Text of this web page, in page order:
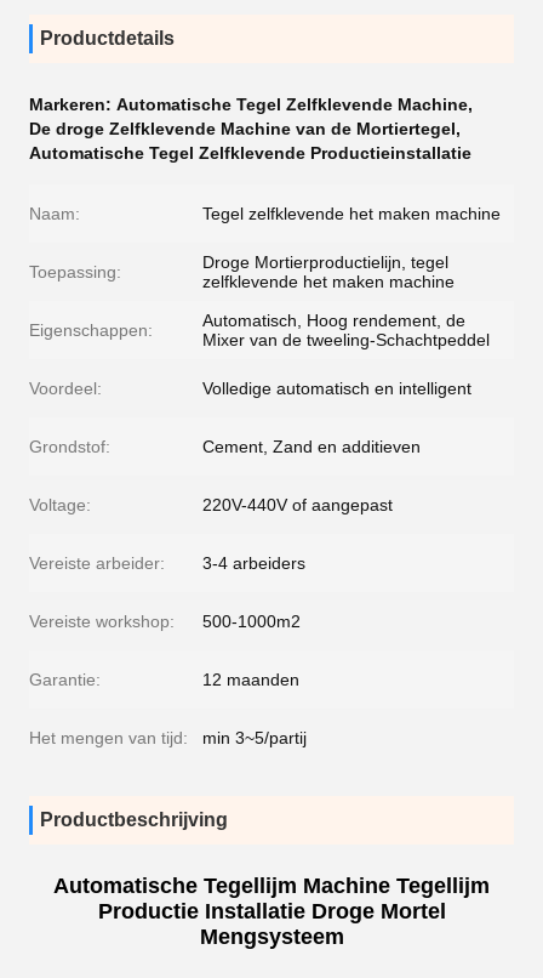
Productdetails
Markeren: Automatische Tegel Zelfklevende Machine,
De droge Zelfklevende Machine van de Mortiertegel,
Automatische Tegel Zelfklevende Productieinstallatie
Naam: Tegel zelfklevende het maken machine
Toepassing:
Droge Mortierproductielijn, tegel
zelfklevende het maken machine
Eigenschappen:
Automatisch, Hoog rendement, de
Mixer van de tweeling-Schachtpeddel
Voordeel: Volledige automatisch en intelligent
Grondstof: Cement, Zand en additieven
Voltage: 220V-440V of aangepast
Vereiste arbeider: 3-4 arbeiders
Vereiste workshop: 500-1000m2
Garantie: 12 maanden
Het mengen van tijd: min 3~5/partij
Productbeschrijving
Automatische Tegellijm Machine Tegellijm
Productie Installatie Droge Mortel
Mengsysteem